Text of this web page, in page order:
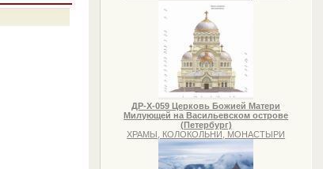
ДР-Х-059 Церковь Божией Матери
Милующей на Васильевском острове
(Петербург)
ХРАМЫ, КОЛОКОЛЬНИ, МОНАСТЫРИ